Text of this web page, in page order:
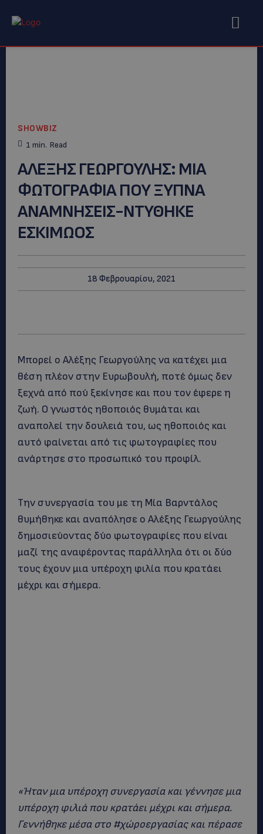
SHOWBIZ
1 min. Read
AΛΕΞΗΣ ΓΕΩΡΓΟΥΛΗΣ: ΜΙΑ
ΦΩΤΟΓΡΑΦΙΑ ΠΟΥ ΞΥΠΝΑ
ΑΝΑΜΝΗΣΕΙΣ-ΝΤΥΘΗΚΕ
ΕΣΚΙΜΩΟΣ
18 Φεβρουαρίου, 2021
Μπορεί ο Αλέξης Γεωργούλης να κατέχει μια
θέση πλέον στην Ευρωβουλή, ποτέ όμως δεν
ξεχνά από πού ξεκίνησε και που τον έφερε η
ζωή. Ο γνωστός ηθοποιός θυμάται και
αναπολεί την δουλειά του, ως ηθοποιός και
αυτό φαίνεται από τις φωτογραφίες που
ανάρτησε στο προσωπικό του προφίλ.
Την συνεργασία του με τη Μία Βαρντάλος
θυμήθηκε και αναπόλησε ο Αλέξης Γεωργούλης
δημοσιεύοντας δύο φωτογραφίες που είναι
μαζί της αναφέροντας παράλληλα ότι οι δύο
τους έχουν μια υπέροχη φιλία που κρατάει
μέχρι και σήμερα.
«Ήταν μια υπέροχη συνεργασία και γέννησε μια
υπέροχη φιλιά που κρατάει μέχρι και σήμερα.
Γεννήθηκε μέσα στο #χώροεργασίας και πέρασε